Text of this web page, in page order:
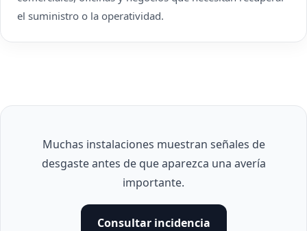
el suministro o la operatividad.
Muchas instalaciones muestran señales de
desgaste antes de que aparezca una avería
importante.
Consultar incidencia